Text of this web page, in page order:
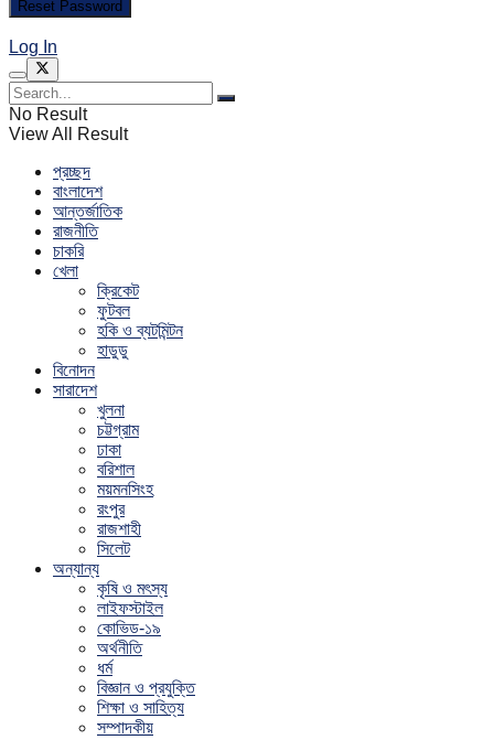
Log In
No Result
View All Result
প্রচ্ছদ
বাংলাদেশ
আন্তর্জাতিক
রাজনীতি
চাকরি
খেলা
ক্রিকেট
ফুটবল
হকি ও ব্যটমিন্টন
হাডুডু
বিনোদন
সারাদেশ
খুলনা
চট্টগ্রাম
ঢাকা
বরিশাল
ময়মনসিংহ
রংপুর
রাজশাহী
সিলেট
অন্যান্য
কৃষি ও মৎস্য
লাইফস্টাইল
কোভিড-১৯
অর্থনীতি
ধর্ম
বিজ্ঞান ও প্রযুক্তি
শিক্ষা ও সাহিত্য
সম্পাদকীয়